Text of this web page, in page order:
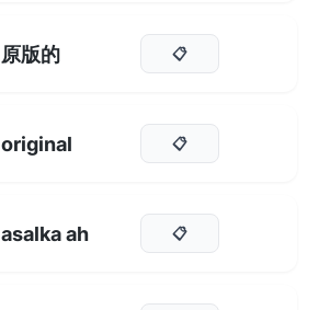
原版的 📋
original 📋
asalka ah 📋